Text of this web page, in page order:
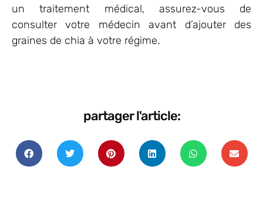
un traitement médical, assurez-vous de
consulter votre médecin avant d’ajouter des
graines de chia à votre régime.
partager l'article: